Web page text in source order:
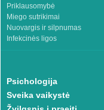
Priklausomybė
Miego sutrikimai
Nuovargis ir silpnumas
Infekcinės ligos
Psichologija
Sveika vaikystė